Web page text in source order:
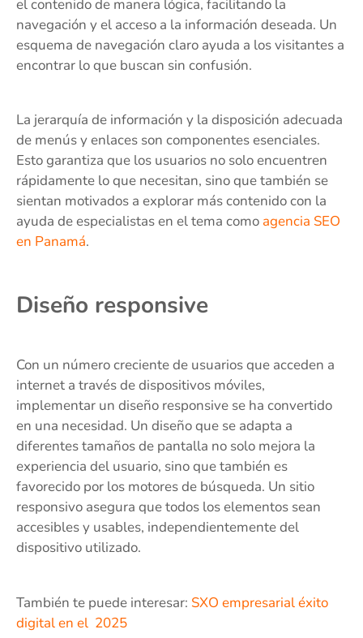
el contenido de manera lógica, facilitando la
navegación y el acceso a la información deseada. Un
esquema de navegación claro ayuda a los visitantes a
encontrar lo que buscan sin confusión.
La jerarquía de información y la disposición adecuada
de menús y enlaces son componentes esenciales.
Esto garantiza que los usuarios no solo encuentren
rápidamente lo que necesitan, sino que también se
sientan motivados a explorar más contenido con la
ayuda de especialistas en el tema como agencia SEO
en Panamá.
Diseño responsive
Con un número creciente de usuarios que acceden a
internet a través de dispositivos móviles,
implementar un diseño responsive se ha convertido
en una necesidad. Un diseño que se adapta a
diferentes tamaños de pantalla no solo mejora la
experiencia del usuario, sino que también es
favorecido por los motores de búsqueda. Un sitio
responsivo asegura que todos los elementos sean
accesibles y usables, independientemente del
dispositivo utilizado.
También te puede interesar: SXO empresarial éxito
digital en el 2025